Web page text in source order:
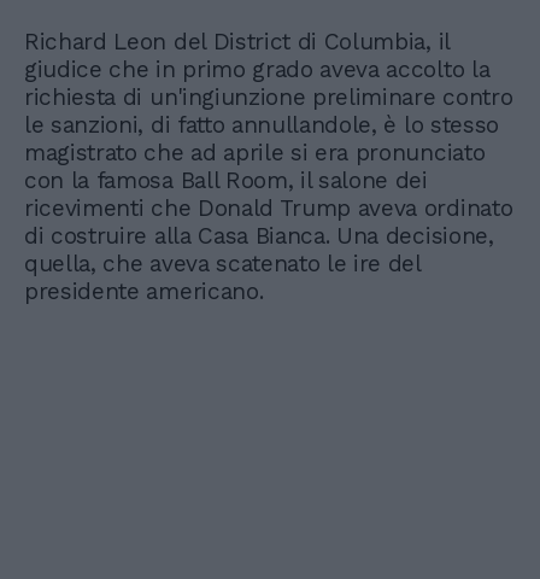
Richard Leon del District di Columbia, il
giudice che in primo grado aveva accolto la
richiesta di un'ingiunzione preliminare contro
le sanzioni, di fatto annullandole, è lo stesso
magistrato che ad aprile si era pronunciato
con la famosa Ball Room, il salone dei
ricevimenti che Donald Trump aveva ordinato
di costruire alla Casa Bianca. Una decisione,
quella, che aveva scatenato le ire del
presidente americano.